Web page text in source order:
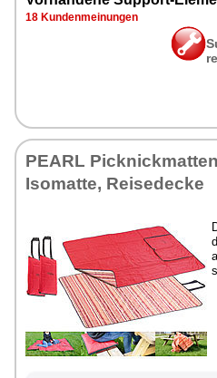
18 Kun­den­mei­nun­gen
PEARL
Iso­mat­te, Rei­se­de­cke